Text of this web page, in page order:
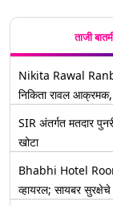
Bawankule
ताजी
Nikita Rawal
निकिता रावल आक्रमक,
SIR अंतर्गत मतदार
खोटा
Bhabhi Hotel
व्हायरल; सायबर